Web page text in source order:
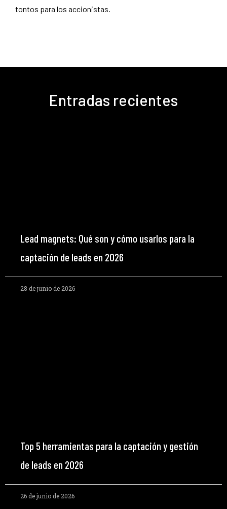
tontos para los accionistas.
Entradas recientes
Lead magnets: Qué son y cómo usarlos para la
captación de leads en 2026
28 de junio de 2026
Top 5 herramientas para la captación y gestión
de leads en 2026
26 de junio de 2026